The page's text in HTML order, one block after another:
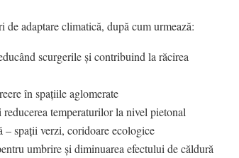
adaptare climatică, după cum urmează:
scurgerile și contribuind la răcirea
în spațiile aglomerate
temperaturilor la nivel pietonal
– spații verzi, coridoare ecologice
umbrire și diminuarea efectului de căldură